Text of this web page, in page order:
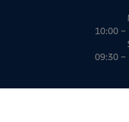
10:00 –
09:30 –